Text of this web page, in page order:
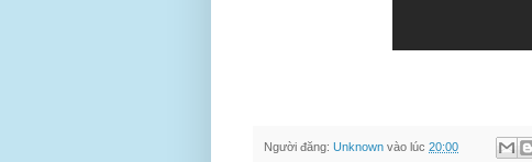
Người đăng: Unknown vào lúc 20:00